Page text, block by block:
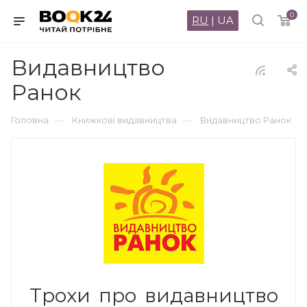
0
RU | UA
Видавництво
Ранок
Головна — Книжкові видавництва — Видавництво Ранок
Трохи про видавництво